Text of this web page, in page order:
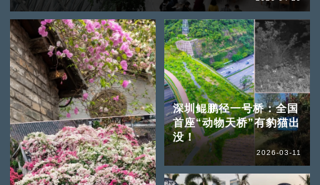
深圳鲲鹏径一号桥：全国
首座“动物天桥”有豹猫出
没！
2026-03-11